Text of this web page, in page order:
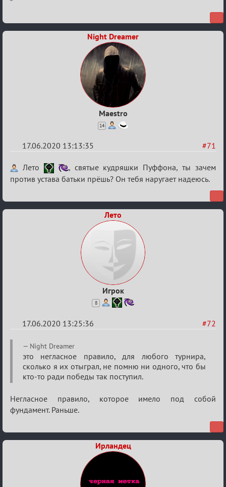
Night Dreamer
Maestro
14
#71
17.06.2020 13:13:35
Re:
Семейный
Лето
, святые кудряшки Пуффона, ты зачем
против устава батьки прёшь? Он тебя наругает надеюсь.
Лето
Игрок
8
#72
17.06.2020 13:25:36
Re:
Семейный
кубок
Night Dreamer
это негласное правило, для любого турнира,
сколько я их отыграл, не помню ни одного, что бы
кто-то ради победы так поступил.
Негласное правило, которое имело под собой
фундамент. Раньше.
Ирландец